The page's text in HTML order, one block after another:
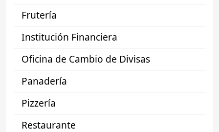
Frutería
Institución Financiera
Oficina de Cambio de Divisas
Panadería
Pizzería
Restaurante